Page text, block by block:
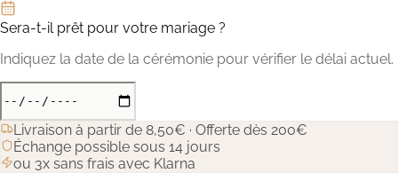
Sera-t-il prêt pour votre mariage ?
Indiquez la date de la cérémonie pour vérifier le délai actuel.
Livraison à partir de 8,50€ · Offerte dès 200€
Échange possible sous 14 jours
ou 3x sans frais avec Klarna